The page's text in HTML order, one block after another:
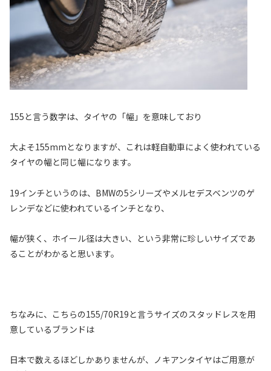
155と言う数字は、タイヤの「幅」を意味しており
大よそ155mmとなりますが、これは軽自動車によく使われている
タイヤの幅と同じ幅になります。
19インチというのは、BMWの5シリーズやメルセデスベンツのゲ
レンデなどに使われているインチとなり、
幅が狭く、ホイール径は大きい、という非常に珍しいサイズであ
ることがわかると思います。
ちなみに、こちらの155/70R19と言うサイズのスタッドレスを用
意しているブランドは
日本で数えるほどしかありませんが、ノキアンタイヤはご用意が